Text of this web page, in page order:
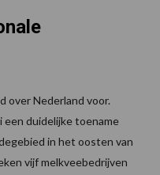
over Nederland voor.
een duidelijke toename
in het oosten van
vijf melkveebedrijven